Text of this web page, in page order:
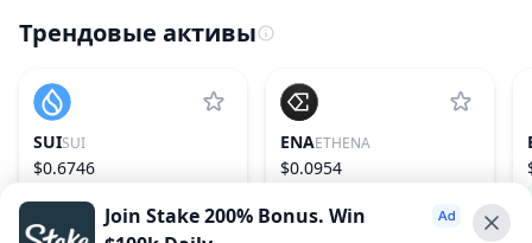
Трендовые активы
SUISUI
$0.6746
ENAETHENA
$0.0954
Join Stake 200% Bonus. Win